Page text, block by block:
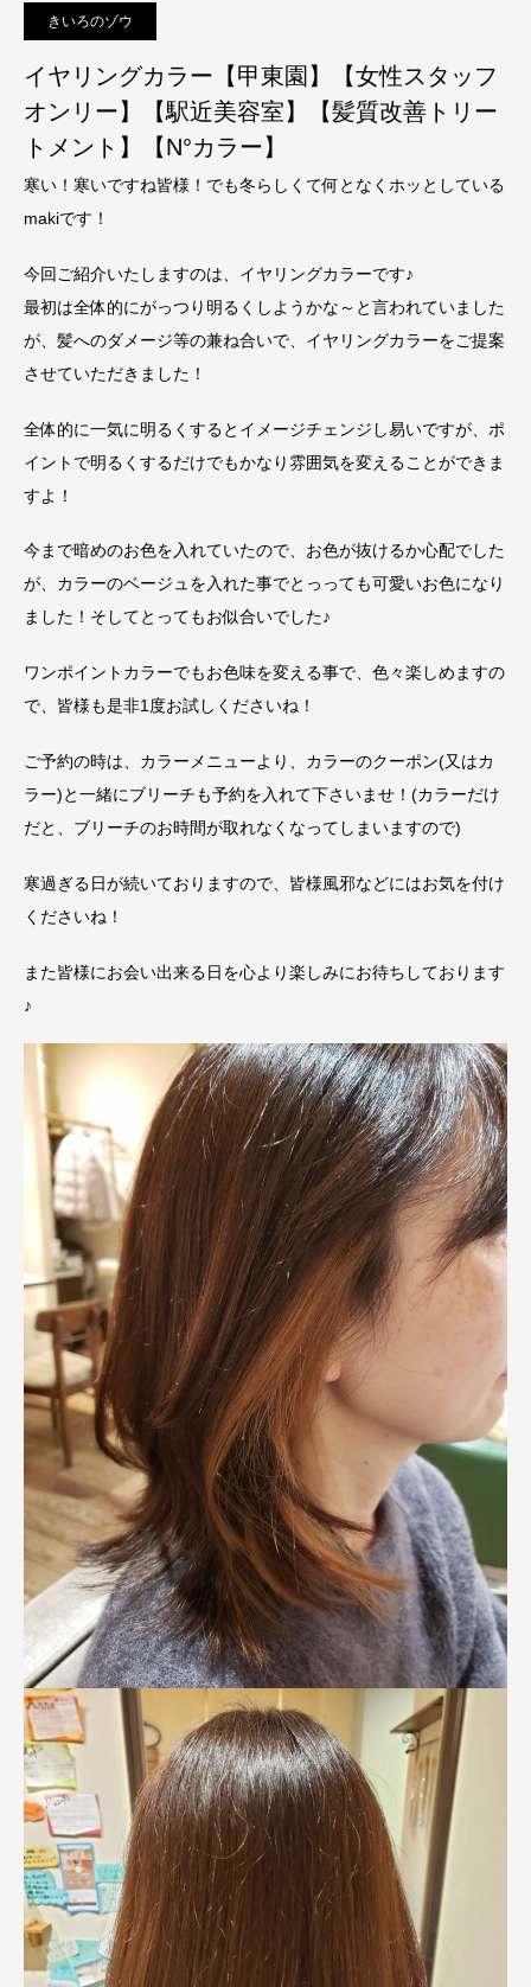
きいろのゾウ
イヤリングカラー【甲東園】【女性スタッフ
オンリー】【駅近美容室】【髪質改善トリー
トメント】【N°カラー】
寒い！寒いですね皆様！でも冬らしくて何となくホッとしている
makiです！
今回ご紹介いたしますのは、イヤリングカラーです♪
最初は全体的にがっつり明るくしようかな～と言われていました
が、髪へのダメージ等の兼ね合いで、イヤリングカラーをご提案
させていただきました！
全体的に一気に明るくするとイメージチェンジし易いですが、ポ
イントで明るくするだけでもかなり雰囲気を変えることができま
すよ！
今まで暗めのお色を入れていたので、お色が抜けるか心配でした
が、カラーのベージュを入れた事でとっっても可愛いお色になり
ました！そしてとってもお似合いでした♪
ワンポイントカラーでもお色味を変える事で、色々楽しめますの
で、皆様も是非1度お試しくださいね！
ご予約の時は、カラーメニューより、カラーのクーポン(又はカ
ラー)と一緒にブリーチも予約を入れて下さいませ！(カラーだけ
だと、ブリーチのお時間が取れなくなってしまいますので)
寒過ぎる日が続いておりますので、皆様風邪などにはお気を付け
くださいね！
また皆様にお会い出来る日を心より楽しみにお待ちしております
♪